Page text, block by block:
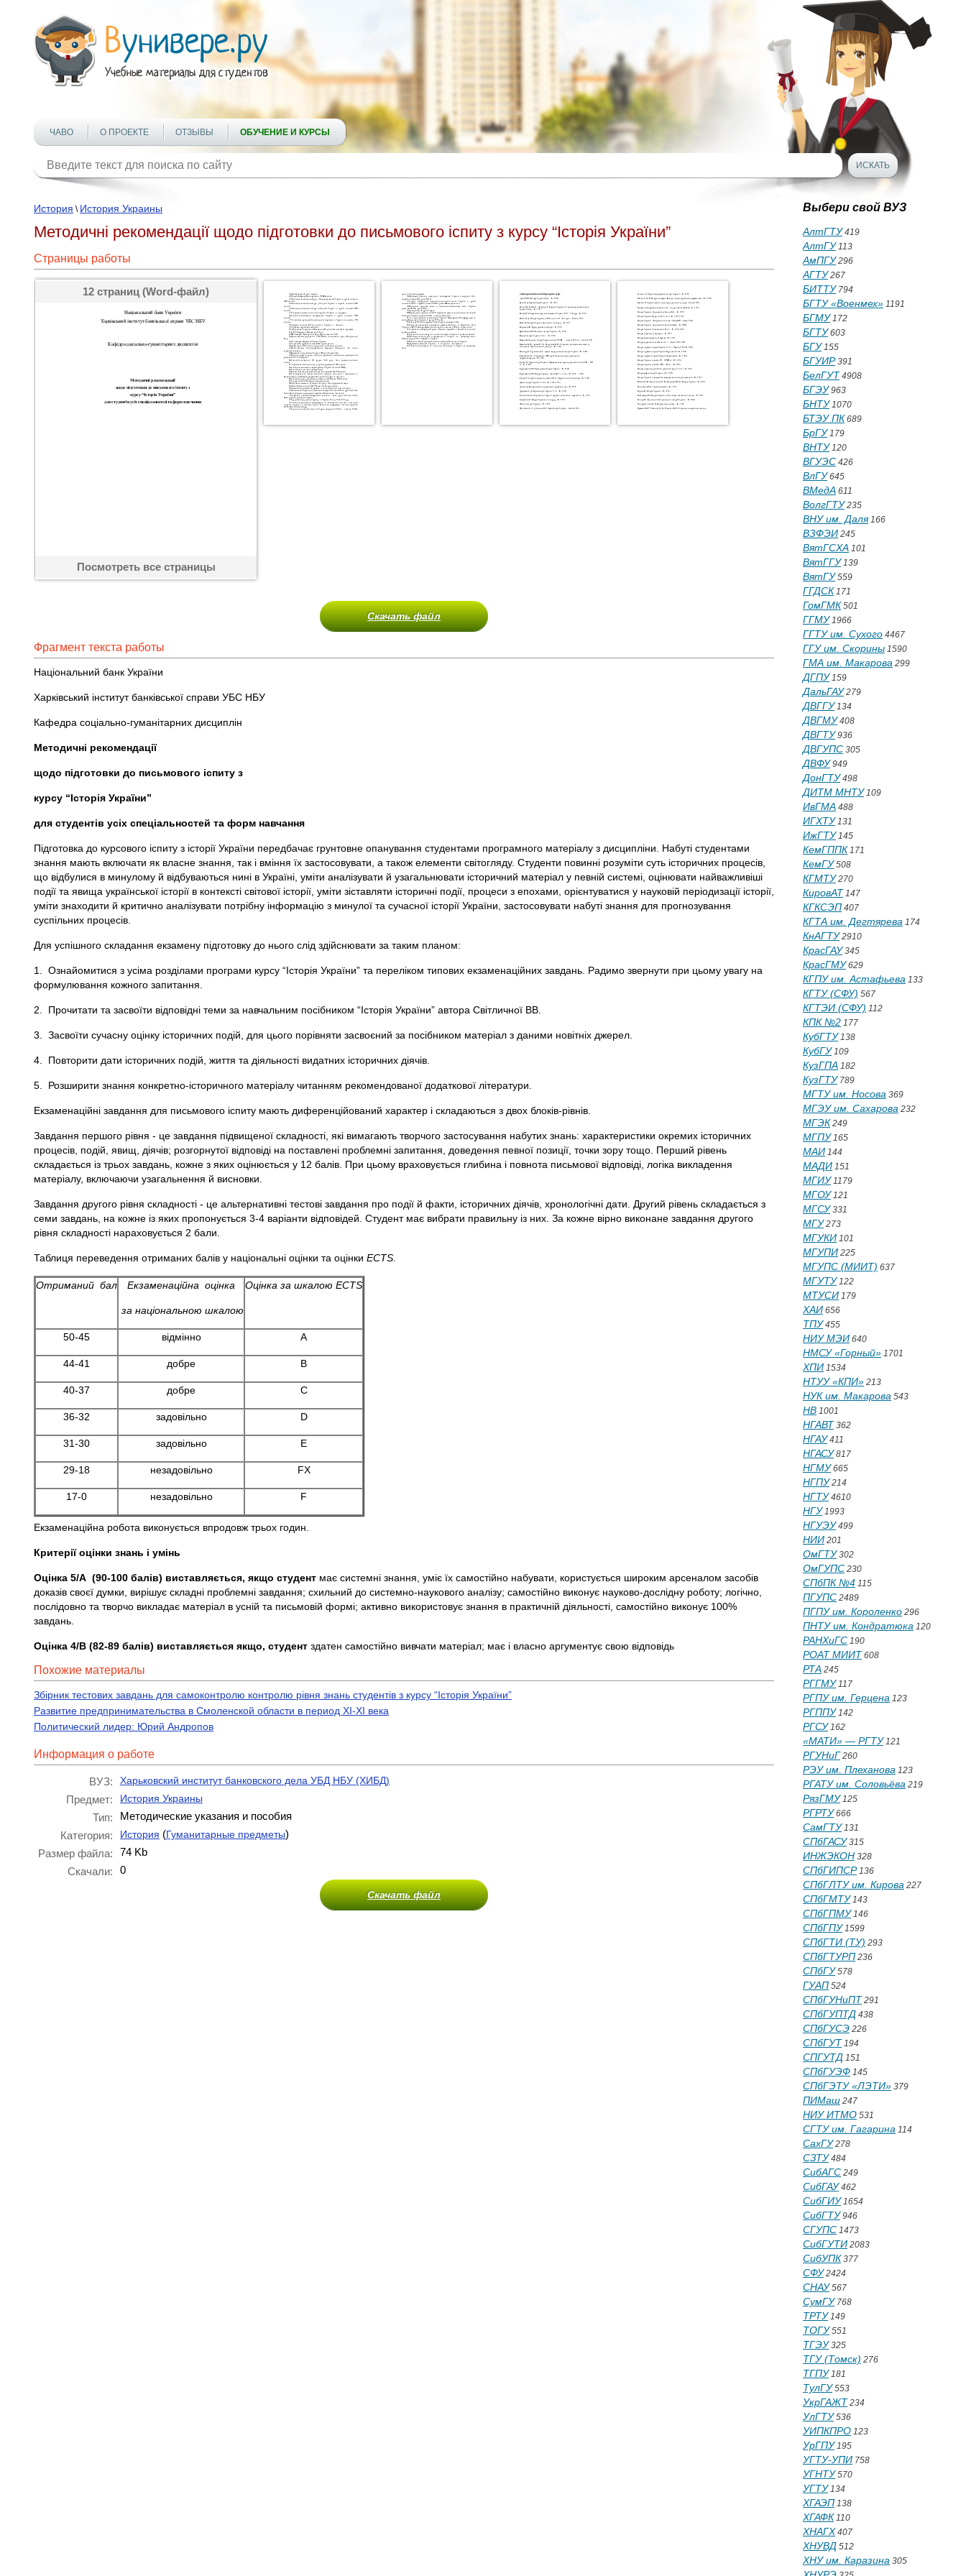
ЧАВО О ПРОЕКТЕ ОТЗЫВЫ ОБУЧЕНИЕ И КУРСЫ
История \ История Украины
Методичні рекомендації щодо підготовки до письмового іспиту з курсу “Історія України”
Страницы работы
12 страниц (Word-файл)
Посмотреть все страницы
Скачать файл
Фрагмент текста работы
Національний банк України
Харківський інститут банківської справи УБС НБУ
Кафедра соціально-гуманітарних дисциплін
Методичні рекомендації
щодо підготовки до письмового іспиту з
курсу “Історія України”
для студентів усіх спеціальностей та форм навчання
Підготовка до курсового іспиту з історії України передбачає грунтовне опанування студентами програмного матеріалу з дисципліни. Набуті студентами
знання мають включати як власне знання, так і вміння їх застосовувати, а також елементи світогляду. Студенти повинні розуміти суть історичних процесів,
що відбулися в минулому й відбуваються нині в Україні, уміти аналізувати й узагальнювати історичний матеріал у певній системі, оцінювати найважливіші
події та явища української історії в контексті світової історії, уміти зіставляти історичні події, процеси з епохами, орієнтуватися у науковій періодизації історії,
уміти знаходити й критично аналізувати потрібну інформацію з минулої та сучасної історії України, застосовувати набуті знання для прогнозування
суспільних процесів.
Для успішного складання екзамену підготовку до нього слід здійснювати за таким планом:
1. Ознайомитися з усіма розділами програми курсу “Історія України” та переліком типових екзаменаційних завдань. Радимо звернути при цьому увагу на
формулювання кожного запитання.
2. Прочитати та засвоїти відповідні теми за навчальним посібником “Історія України” автора Світличної ВВ.
3. Засвоїти сучасну оцінку історичних подій, для цього порівняти засвоєний за посібником матеріал з даними новітніх джерел.
4. Повторити дати історичних подій, життя та діяльності видатних історичних діячів.
5. Розширити знання конкретно-історичного матеріалу читанням рекомендованої додаткової літератури.
Екзаменаційні завдання для письмового іспиту мають диференційований характер і складаються з двох блоків-рівнів.
Завдання першого рівня - це завдання підвищеної складності, які вимагають творчого застосування набутих знань: характеристики окремих історичних
процесів, подій, явищ, діячів; розгорнутої відповіді на поставлені проблемні запитання, доведення певної позиції, точки зору тощо. Перший рівень
складається із трьох завдань, кожне з яких оцінюється у 12 балів. При цьому враховується глибина і повнота письмової відповіді, логіка викладення
матеріалу, включаючи узагальнення й висновки.
Завдання другого рівня складності - це альтернативні тестові завдання про події й факти, історичних діячів, хронологічні дати. Другий рівень складається з
семи завдань, на кожне із яких пропонується 3-4 варіанти відповідей. Студент має вибрати правильну із них. За кожне вірно виконане завдання другого
рівня складності нараховується 2 бали.
Таблиця переведення отриманих балів у національні оцінки та оцінки ECTS
Отриманий бал Екзаменаційна оцінка
за національною шкалою
Оцінка за шкалою ECTS
50-45 відмінно A
44-41 добре B
40-37 добре C
36-32 задовільно D
31-30 задовільно E
29-18 незадовільно FX
17-0 незадовільно F
Екзаменаційна робота виконується впродовж трьох годин.
Критерії оцінки знань і умінь
Оцінка 5/А (90-100 балів) виставляється, якщо студент має системні знання, уміє їх самостійно набувати, користується широким арсеналом засобів
доказів своєї думки, вирішує складні проблемні завдання; схильний до системно-наукового аналізу; самостійно виконує науково-дослідну роботу; логічно,
послідовно та творчо викладає матеріал в усній та письмовій формі; активно використовує знання в практичній діяльності, самостійно виконує 100%
завдань.
Оцінка 4/В (82-89 балів) виставляється якщо, студент здатен самостійно вивчати матеріал; має і власно аргументує свою відповідь
Похожие материалы
Збірник тестових завдань для самоконтролю контролю рівня знань студентів з курсу “Історія України”
Развитие предпринимательства в Смоленской области в период XI-XI века
Политический лидер: Юрий Андропов
Информация о работе
ВУЗ: Харьковский институт банковского дела УБД НБУ (ХИБД)
Предмет: История Украины
Тип:
Методические указания и пособия
Категория:
История (Гуманитарные предметы)
Размер файла:
74 Kb
Скачали:
0
Скачать файл
Выбери свой ВУЗ
АлтГТУ419
АлтГУ113
АмПГУ296
АГТУ267
БИТТУ794
БГТУ «Военмех» 1191
БГМУ172
БГТУ603
БГУ155
БГУИР391
БелГУТ 4908
БГЭУ963
БНТУ1070
БТЭУ ПК 689
БрГУ179
ВНТУ120
ВГУЭС 426
ВлГУ645
ВМедА 611
ВолгГТУ235
ВНУ им. Даля166
ВЗФЭИ 245
ВятГСХА 101
ВятГГУ139
ВятГУ559
ГГДСК 171
ГомГМК 501
ГГМУ1966
ГГТУ им. Сухого 4467
ГГУ им. Скорины 1590
ГМА им. Макарова 299
ДГПУ159
ДальГАУ279
ДВГГУ134
ДВГМУ408
ДВГТУ936
ДВГУПС 305
ДВФУ949
ДонГТУ498
ДИТМ МНТУ109
ИвГМА 488
ИГХТУ131
ИжГТУ145
КемГППК 171
КемГУ508
КГМТУ270
КировАТ 147
КГКСЭП 407
КГТА им. Дегтярева 174
КнАГТУ2910
КрасГАУ345
КрасГМУ629
КГПУ им. Астафьева 133
КГТУ (СФУ) 567
КГТЭИ (СФУ) 112
КПК №2 177
КубГТУ138
КубГУ109
КузГПА 182
КузГТУ789
МГТУ им. Носова 369
МГЭУ им. Сахарова 232
МГЭК 249
МГПУ165
МАИ 144
МАДИ 151
МГИУ1179
МГОУ121
МГСУ331
МГУ273
МГУКИ 101
МГУПИ 225
МГУПС (МИИТ) 637
МГУТУ122
МТУСИ 179
ХАИ 656
ТПУ455
НИУ МЭИ 640
НМСУ «Горный» 1701
ХПИ 1534
НТУУ «КПИ» 213
НУК им. Макарова 543
НВ 1001
НГАВТ 362
НГАУ411
НГАСУ817
НГМУ665
НГПУ214
НГТУ4610
НГУ1993
НГУЭУ499
НИИ 201
ОмГТУ302
ОмГУПС 230
СПбПК №4 115
ПГУПС 2489
ПГПУ им. Короленко 296
ПНТУ им. Кондратюка 120
РАНХиГС 190
РОАТ МИИТ 608
РТА 245
РГГМУ117
РГПУ им. Герцена 123
РГППУ142
РГСУ162
«МАТИ» — РГТУ121
РГУНиГ 260
РЭУ им. Плеханова 123
РГАТУ им. Соловьёва 219
РязГМУ125
РГРТУ666
СамГТУ131
СПбГАСУ315
ИНЖЭКОН 328
СПбГИПСР136
СПбГЛТУ им. Кирова 227
СПбГМТУ143
СПбГПМУ146
СПбГПУ1599
СПбГТИ (ТУ) 293
СПбГТУРП 236
СПбГУ578
ГУАП 524
СПбГУНиПТ 291
СПбГУПТД 438
СПбГУСЭ 226
СПбГУТ 194
СПГУТД 151
СПбГУЭФ 145
СПбГЭТУ «ЛЭТИ» 379
ПИМаш 247
НИУ ИТМО 531
СГТУ им. Гагарина 114
СахГУ278
СЗТУ484
СибАГС 249
СибГАУ462
СибГИУ1654
СибГТУ946
СГУПС 1473
СибГУТИ 2083
СибУПК 377
СФУ2424
СНАУ567
СумГУ768
ТРТУ149
ТОГУ551
ТГЭУ325
ТГУ (Томск) 276
ТГПУ181
ТулГУ553
УкрГАЖТ 234
УлГТУ536
УИПКПРО 123
УрГПУ195
УГТУ-УПИ 758
УГНТУ570
УГТУ134
ХГАЭП 138
ХГАФК 110
ХНАГХ 407
ХНУВД 512
ХНУ им. Каразина 305